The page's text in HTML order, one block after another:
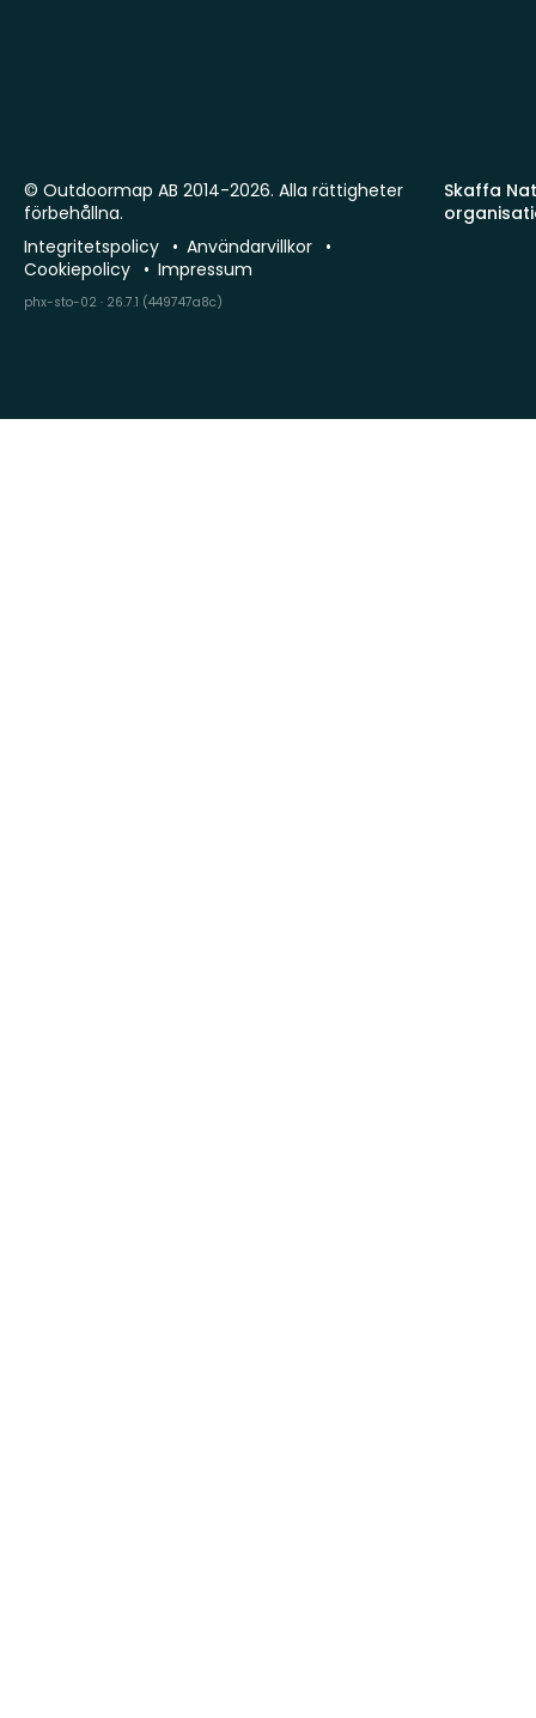
Skaffa
© Outdoormap AB 2014-2026. Alla rättigheter
förbehållna.
Integritetspolicy
Användarvillkor
Cookiepolicy
Impressum
phx-sto-02 · 26.7.1 (449747a8c)